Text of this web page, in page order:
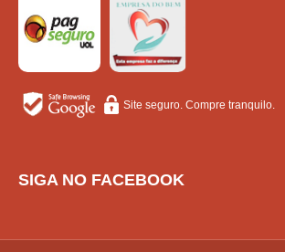
Site seguro. Compre tranquilo.
SIGA NO FACEBOOK